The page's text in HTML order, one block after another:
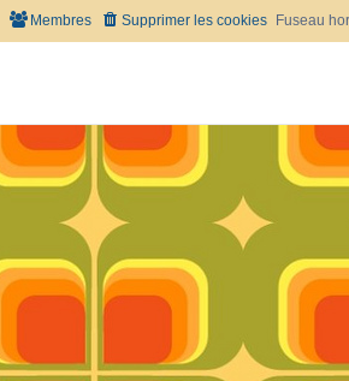
Fuseau
Supprimer les cookies
Membres